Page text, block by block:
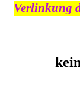
Verlinkung